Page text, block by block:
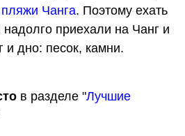
пляжи Чанга. Поэтому ехать
приехали на Чанг и
и дно: песок, камни.
в разделе "Лучшие